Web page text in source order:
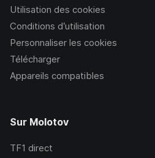
Utilisation des cookies
Conditions d’utilisation
Personnaliser les cookies
Télécharger
Appareils compatibles
Sur Molotov
TF1 direct